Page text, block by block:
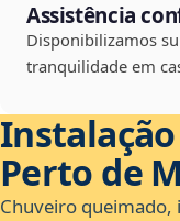
Assistência
Disponibilizamos
tranquilidade em
Perto de
Chuveiro queimado,